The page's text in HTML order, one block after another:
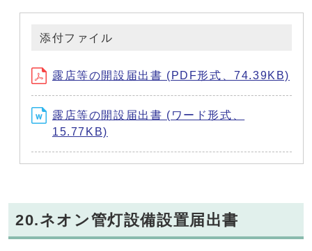
添付ファイル
露店等の開設届出書 (PDF形式、74.39KB)
露店等の開設届出書 (ワード形式、
15.77KB)
20.ネオン管灯設備設置届出書